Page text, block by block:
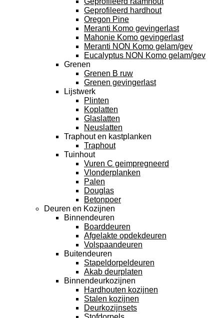
Geprofileerd hardhout
Oregon Pine
Meranti Komo gevingerlast
Mahonie Komo gevingerlast
Meranti NON Komo gelam/gev
Eucalyptus NON Komo gelam/gev
Grenen
Grenen B ruw
Grenen gevingerlast
Lijstwerk
Plinten
Koplatten
Glaslatten
Neuslatten
Traphout en kastplanken
Traphout
Tuinhout
Vuren C geimpregneerd
Vlonderplanken
Palen
Douglas
Betonpoer
Deuren en Kozijnen
Binnendeuren
Boarddeuren
Afgelakte opdekdeuren
Volspaandeuren
Buitendeuren
Stapeldorpeldeuren
Akab deurplaten
Binnendeurkozijnen
Hardhouten kozijnen
Stalen kozijnen
Deurkozijnsets